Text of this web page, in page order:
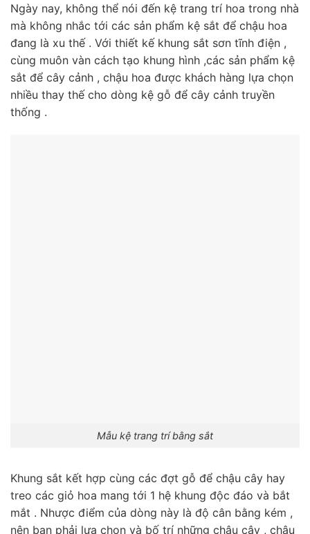
Ngày nay, không thể nói đến kệ trang trí hoa trong nhà
mà không nhắc tới các sản phẩm kệ sắt để chậu hoa
đang là xu thế . Với thiết kế khung sắt sơn tĩnh điện ,
cùng muôn vàn cách tạo khung hình ,các sản phẩm kệ
sắt để cây cảnh , chậu hoa được khách hàng lựa chọn
nhiều thay thế cho dòng kệ gỗ để cây cảnh truyền
thống .
Mẫu kệ trang trí bằng sắt
Khung sắt kết hợp cùng các đợt gỗ để chậu cây hay
treo các giỏ hoa mang tới 1 hệ khung độc đáo và bắt
mắt . Nhược điểm của dòng này là độ cân bằng kém ,
nên bạn phải lựa chọn và bố trí những chậu cây , chậu